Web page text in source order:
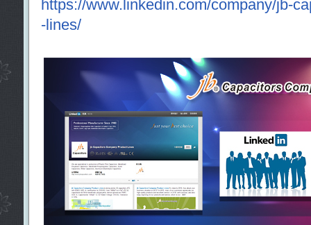
https://www.linkedin.com/company/jb-
-lines/